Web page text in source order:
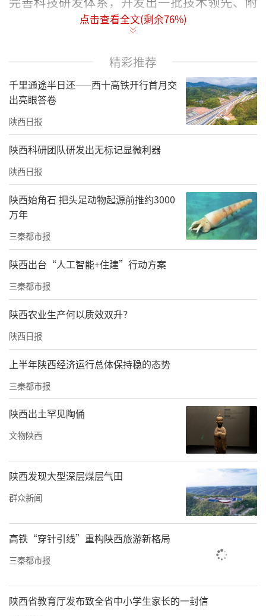
加值高、具备自主知识产权的高端装备，不仅
并有力助推了西安经开区的产业集聚与科技创
新生态建设。此次入选的7项产品分别包括：无
传感器的钢水下渣预测与控制系统、高温防爆
型金属滤袋除尘器、RH全流程一键式智能炼钢
控制系统、基于短网阻抗参数优化的钢厂电加
热系统、飞机起落架仿升法落震试验关键技术
及装备、脂润滑油膜支撑系统及润滑增压装
备、宽幅高精度铜带六辊可逆中精轧机组等。
近年来，西安经开区持续优化创新环境，汇聚
了多家国家级专精特新“小巨人”企业和百余
家省级“专精特新”中小企业，形成以“专业
化、精细化、特色化、新颖化”为特征的先进
制造集群。中国重型院作为区域科技引擎，持
续加大研发投入，牵头建设“金属成形技术与
重型装备全国重点实验室”，先后突破宽
幅“手撕钢”轧制、大截面钛合金挤压等关键
核心技术，承担了包括世界最大的25000吨卧式
挤压机、13米轧环机在内的多项国家重大装备
项目，填补多项国内空白，达到国际先进水
平，为我国航空、航天、能源、轨道交通等领
域提供关键支撑。
下阶段，中国重型院将继续强化科技投入与市
场转化，推进新产品产业化，促进创新链与产
业链深度融合，不断巩固技术优势与核心竞争
力，为西安经开区打造先进制造业高地持续注
入新动能。
点击查看全文(剩余76%)
精彩推荐
千里通途半日还——西十高铁开行首月交
出亮眼答卷
陕西日报
陕西科研团队研发出无标记显微利器
陕西日报
陕西始角石 把头足动物起源前推约3000
万年
三秦都市报
陕西出台“人工智能+住建”行动方案
三秦都市报
陕西农业生产何以质效双升？
陕西日报
上半年陕西经济运行总体保持稳的态势
三秦都市报
陕西出土罕见陶俑
文物陕西
陕西发现大型深层煤层气田
群众新闻
高铁“穿针引线”重构陕西旅游新格局
三秦都市报
陕西省教育厅发布致全省中小学生家长的一封信